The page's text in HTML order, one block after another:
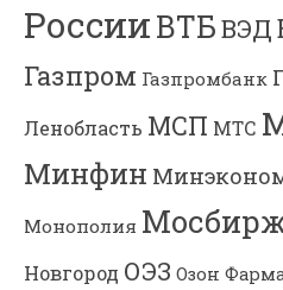
РоссииВТБВЭД
Газпром Газпромбанк
Ленобласть МСП МТС
Минфин
Монополия
Новгород ОЭЗ Озон